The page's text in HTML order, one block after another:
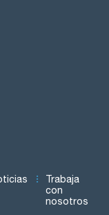
Trabaja
con
nosotros